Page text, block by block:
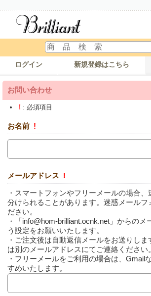
ログイン 新規登録はこちら
お問い合わせ
! : 必須項目
お名前 !
メールアドレス !
・スマートフォンやフリーメールの場合、
分けられることがあります。迷惑メールフ
ださい。
・「info@hom-brilliant.ocnk.net」からのメ
う設定をお願いいたします。
・ご注文後は自動返信メールをお送りし
は別のメールアドレスにてご連絡ください。
・フリーメールをご利用の場合は、Gmail
すめいたします。